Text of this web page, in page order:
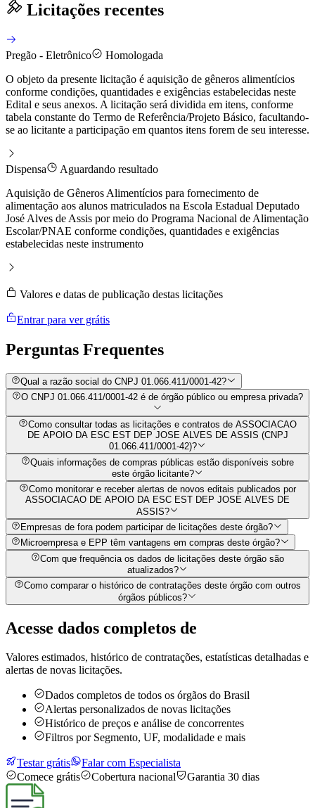
Licitações recentes
Pregão - Eletrônico
Homologada
O objeto da presente licitação é aquisição de gêneros alimentícios
conforme condições, quantidades e exigências estabelecidas neste
Edital e seus anexos. A licitação será dividida em itens, conforme
tabela constante do Termo de Referência/Projeto Básico, facultando-
se ao licitante a participação em quantos itens forem de seu interesse.
Dispensa
Aguardando resultado
Aquisição de Gêneros Alimentícios para fornecimento de
alimentação aos alunos matriculados na Escola Estadual Deputado
José Alves de Assis por meio do Programa Nacional de Alimentação
Escolar/PNAE conforme condições, quantidades e exigências
estabelecidas neste instrumento
Valores e datas de publicação destas licitações
Entrar para ver grátis
Perguntas Frequentes
Qual a razão social do CNPJ 01.066.411/0001-42?
O CNPJ 01.066.411/0001-42 é de órgão público ou empresa privada?
Como consultar todas as licitações e contratos de ASSOCIACAO
DE APOIO DA ESC EST DEP JOSE ALVES DE ASSIS (CNPJ
01.066.411/0001-42)?
Quais informações de compras públicas estão disponíveis sobre
este órgão licitante?
Como monitorar e receber alertas de novos editais publicados por
ASSOCIACAO DE APOIO DA ESC EST DEP JOSE ALVES DE
ASSIS?
Empresas de fora podem participar de licitações deste órgão?
Microempresa e EPP têm vantagens em compras deste órgão?
Com que frequência os dados de licitações deste órgão são
atualizados?
Como comparar o histórico de contratações deste órgão com outros
órgãos públicos?
Acesse dados completos de
Valores estimados, histórico de contratações, estatísticas detalhadas e
alertas de novas licitações.
Dados completos de todos os órgãos do Brasil
Alertas personalizados de novas licitações
Histórico de preços e análise de concorrentes
Filtros por Segmento, UF, modalidade e mais
Testar grátis
Falar com Especialista
Comece grátis
Cobertura nacional Garantia 30 dias